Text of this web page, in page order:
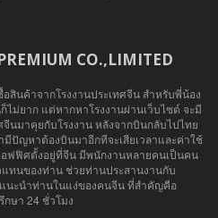
CO.,LIMITED
สินค้าจากโรงงานประเทศจีน สำหรับพี่น้อง
ม่ยาก แต่หากหาโรงงานผ่านเว็บไซต์ จะมี
นมาคุยกับโรงงาน หลังจากบินกลับไปไทย
มีปัญหาต้องบินมาอีกทีจะเสียเวลาและค่าใช้
ฟฟิศตั้งอยู่ที่จีน มีพนักงานหลายคนเป็นคน
ทนของท่าน ช่วยท่านประสานงานกับ
นะนำท่านในแง่ของคนจีน ที่สำคัญคือ
กษา 24 ชั่วโมง